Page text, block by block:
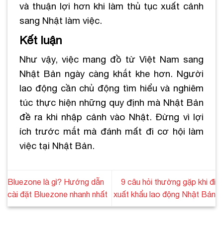
và thuận lợi hơn khi làm thủ tục xuất cảnh
sang Nhật làm việc.
Kết luận
Như vậy, việc mang đồ từ Việt Nam sang
Nhật Bản ngày càng khắt khe hơn. Người
lao động cần chủ động tìm hiểu và nghiêm
túc thực hiện những quy định mà Nhật Bản
đề ra khi nhập cảnh vào Nhật. Đừng vì lợi
ích trước mắt mà đánh mất đi cơ hội làm
việc tại Nhật Bản.
Bluezone là gì? Hướng dẫn
cài đặt Bluezone nhanh nhất
9 câu hỏi thường gặp khi đi
xuất khẩu lao động Nhật Bản